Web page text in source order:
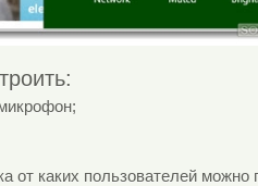
от каких пользователей